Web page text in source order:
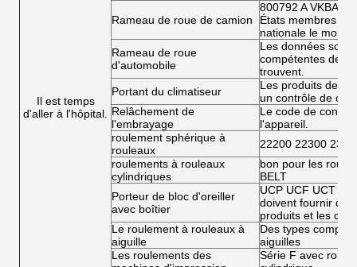
Il est temps
d'aller à l'hôpital.
Rameau de roue de camion
800792 A VKBA
États membres
nationale le
Rameau de roue
d'automobile
Les données sont
compétentes de
trouvent.
Portant du climatiseur
Les produits de la
un contrôle de
Relâchement de
l'embrayage
Le code de
l'appareil.
roulement sphérique à
rouleaux
22200 22300
roulements à rouleaux
cylindriques
bon pour les
BELT
Porteur de bloc d'oreiller
avec boîtier
UCP UCF UCT
doivent fournir
produits et les
Le roulement à rouleaux à
aiguille
Des types
aiguilles
Les roulements des
Série F avec